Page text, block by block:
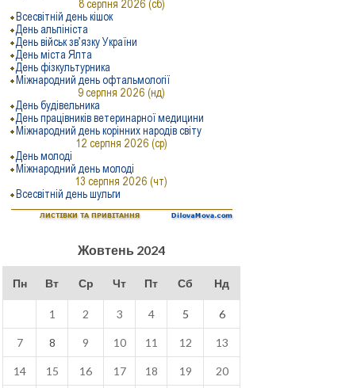
Жовтень 2024
Пн Вт Ср Чт Пт Сб Нд
1 2 3 4 5 6
7 8 9 10 11 12 13
14 15 16 17 18 19 20